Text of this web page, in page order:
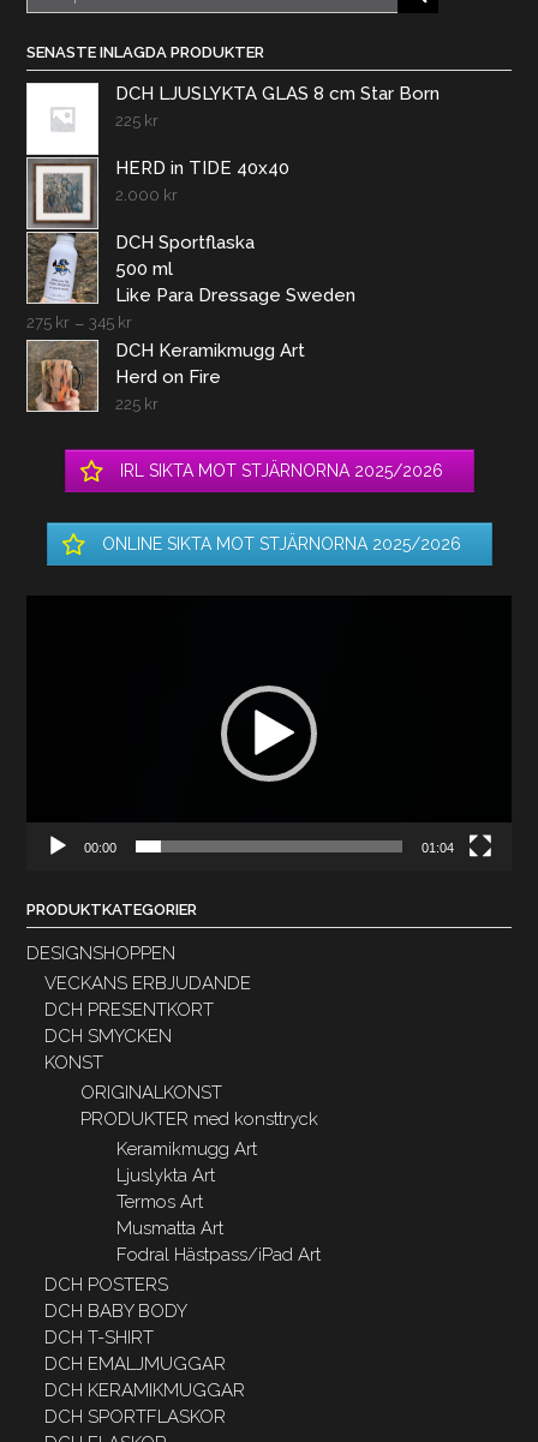
efter:
SENASTE INLAGDA PRODUKTER
DCH LJUSLYKTA GLAS 8 cm Star Born
225 kr
HERD in TIDE 40x40
2.000 kr
DCH Sportflaska
500 ml
Like Para Dressage Sweden
275 kr – 345 kr
DCH Keramikmugg Art
Herd on Fire
225 kr
IRL SIKTA MOT STJÄRNORNA 2025/2026
ONLINE SIKTA MOT STJÄRNORNA 2025/2026
00:00 01:04
PRODUKTKATEGORIER
DESIGNSHOPPEN
VECKANS ERBJUDANDE
DCH PRESENTKORT
DCH SMYCKEN
KONST
ORIGINALKONST
PRODUKTER med konsttryck
Keramikmugg Art
Ljuslykta Art
Termos Art
Musmatta Art
Fodral Hästpass/iPad Art
DCH POSTERS
DCH BABY BODY
DCH T-SHIRT
DCH EMALJMUGGAR
DCH KERAMIKMUGGAR
DCH SPORTFLASKOR